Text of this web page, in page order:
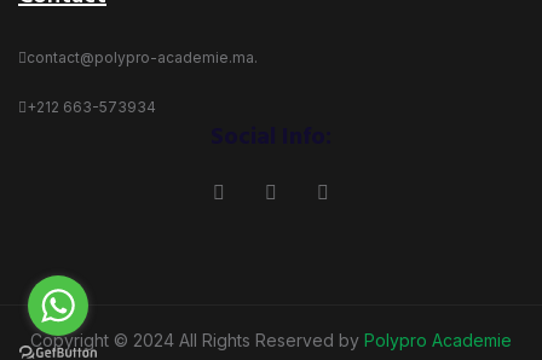
contact@polypro-academie.ma.
+212 663-573934
Copyright © 2024 All Rights Reserved by Polypro Academie